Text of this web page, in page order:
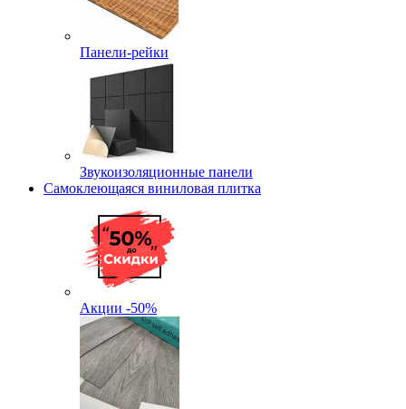
Панели-рейки
Звукоизоляционные панели
Самоклеющаяся виниловая плитка
Акции -50%